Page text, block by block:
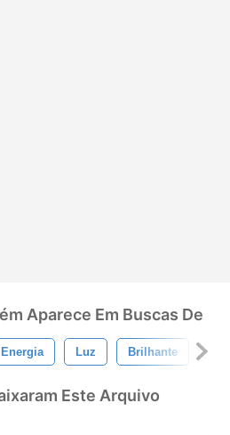
Aparece Em Buscas De
Energia Luz Brilhante
Este Arquivo